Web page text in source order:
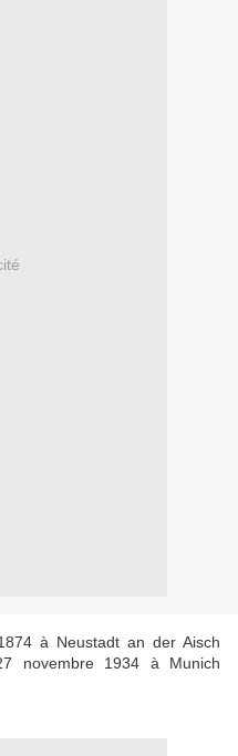
à Neustadt an der Aisch
novembre 1934 à Munich